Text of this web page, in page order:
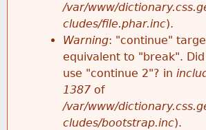
/var/www/
cludes/file.phar.inc).
Warning: "continue"
equivalent to "break".
use "continue 2"? in
1387 of
/var/www/
cludes/bootstrap.inc).